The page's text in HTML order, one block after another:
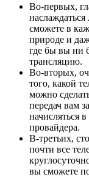
Во-первых,
сможете в
природе и
где бы вы ни
трансляцию.
Во-вторых,
того, какой
можно
передач вам
начисляться
провайдера.
В-третьих,
почти все
вы сможете